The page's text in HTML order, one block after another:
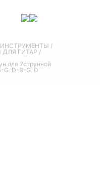
/
ГИТАР /
для 7струнной
G-D-B-G-D